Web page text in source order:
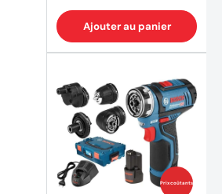
Ajouter au panier
Prix coûtants